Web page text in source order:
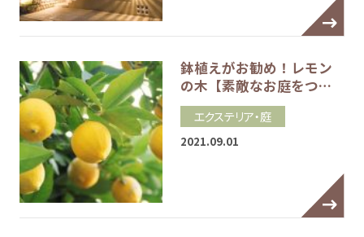
鉢植えがお勧め！レモン
の木【素敵なお庭をつ…
エクステリア・庭
2021.09.01